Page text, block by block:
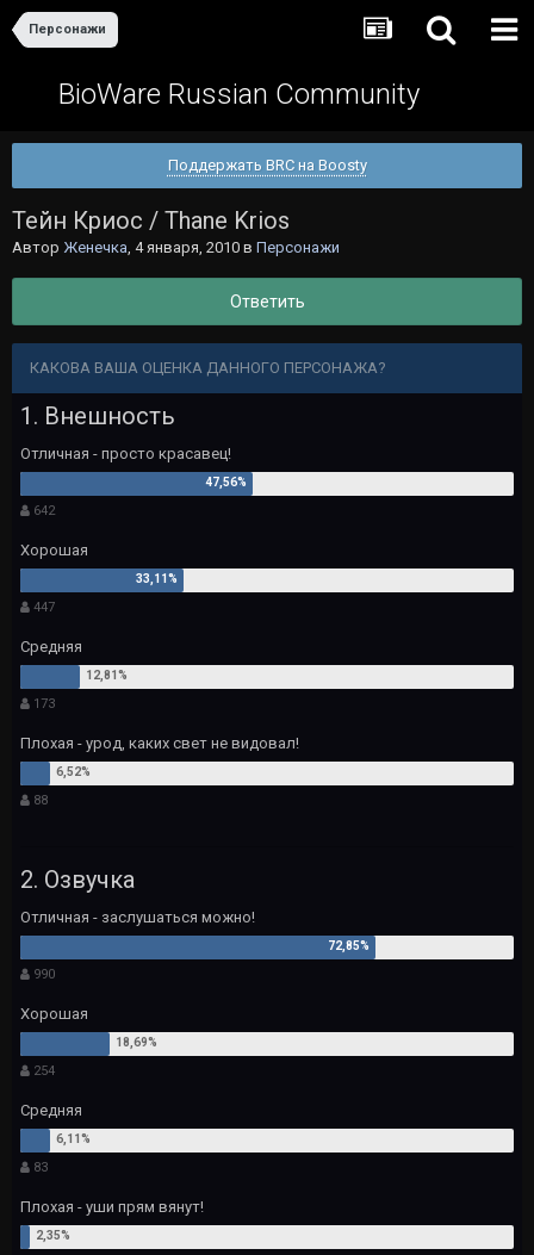
Персонажи
BioWare Russian Community
Поддержать BRC на Boosty
Тейн Криос / Thane Krios
Автор Женечка, 4 января, 2010 в Персонажи
Ответить
КАКОВА ВАША ОЦЕНКА ДАННОГО ПЕРСОНАЖА?
1. Внешность
Отличная - просто красавец!
642
Хорошая
447
Средняя
173
Плохая - урод, каких свет не видовал!
88
2. Озвучка
Отличная - заслушаться можно!
990
Хорошая
254
Средняя
83
Плохая - уши прям вянут!